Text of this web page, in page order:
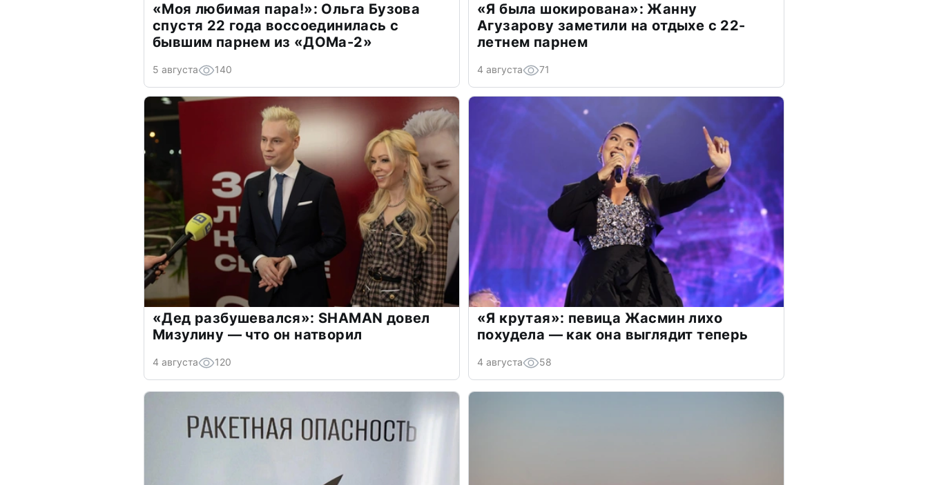
«Моя любимая пара!»: Ольга Бузова
спустя 22 года воссоединилась с
бывшим парнем из «ДОМа-2»
5 августа 140
«Я была шокирована»: Жанну
Агузарову заметили на отдыхе с 22-
летнем парнем
4 августа 71
«Дед разбушевался»: SHAMAN довел
Мизулину — что он натворил
4 августа 120
«Я крутая»: певица Жасмин лихо
похудела — как она выглядит теперь
4 августа 58